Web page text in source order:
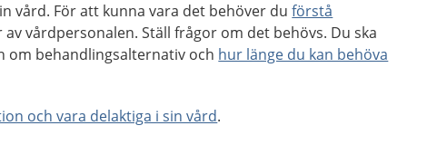
vård. För att kunna vara det behöver duförstå
av vårdpersonalen. Ställ frågor om det behövs. Du ska
om behandlingsalternativ och hur länge du kan behöva
och vara delaktiga i sin vård.